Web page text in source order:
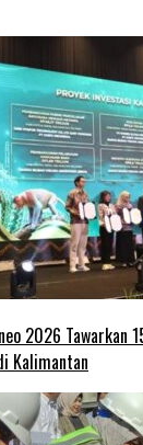
2026 Tawarkan
Kalimantan